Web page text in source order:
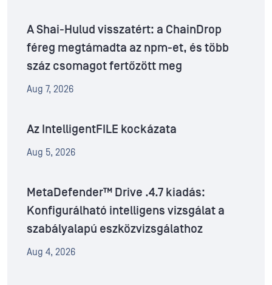
A Shai-Hulud visszatért: a ChainDrop
féreg megtámadta az npm-et, és több
száz csomagot fertőzött meg
Aug 7, 2026
Az IntelligentFILE kockázata
Aug 5, 2026
MetaDefender™ Drive .4.7 kiadás:
Konfigurálható intelligens vizsgálat a
szabályalapú eszközvizsgálathoz
Aug 4, 2026